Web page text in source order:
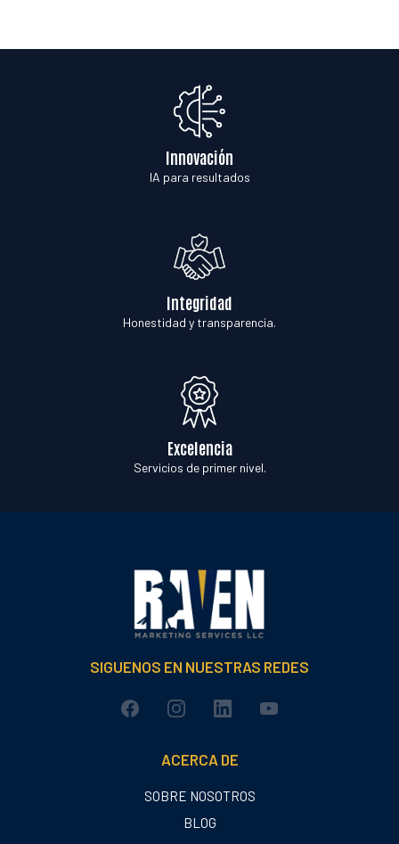
Innovación
IA para resultados
Integridad
Honestidad y transparencia.
Excelencia
Servicios de primer nivel.
SIGUENOS EN NUESTRAS REDES
ACERCA DE
SOBRE NOSOTROS
BLOG